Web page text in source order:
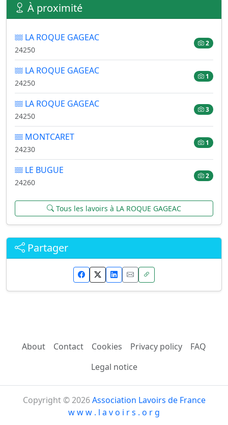
À proximité
LA ROQUE GAGEAC
24250
2
LA ROQUE GAGEAC
24250
1
LA ROQUE GAGEAC
24250
3
MONTCARET
24230
1
LE BUGUE
24260
2
Tous les lavoirs à LA ROQUE GAGEAC
Partager
About Contact Cookies Privacy policy
FAQ
Legal notice
Copyright © 2026Association Lavoirs de France
w w w . l a v o i r s . o r g